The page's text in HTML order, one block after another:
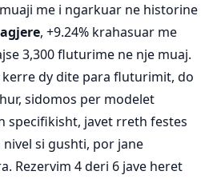
me i ngarkuar ne historine
, +9.24% krahasuar me
3,300 fluturime ne nje muaj.
dy dite para fluturimit, do
sidomos per modelet
specifikisht, javet rreth festes
si gushti, por jane
Rezervim 4 deri 6 jave heret